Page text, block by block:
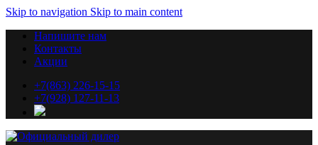
Skip to navigation Skip to main content
Напишите нам
Контакты
Акции
+7(863) 226-15-15
+7(928) 127-11-13